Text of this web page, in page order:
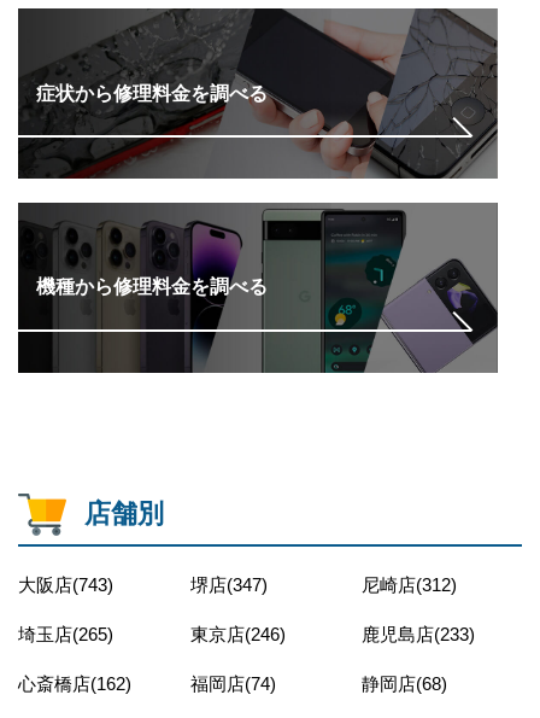
症状から修理料金を調べる
機種から修理料金を調べる
店舗別
大阪店(743) 堺店(347) 尼崎店(312)
埼玉店(265) 東京店(246) 鹿児島店(233)
心斎橋店(162) 福岡店(74) 静岡店(68)